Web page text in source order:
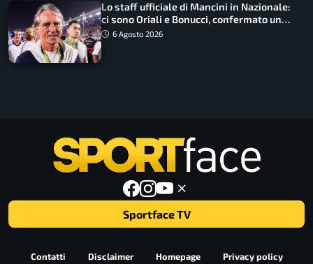
Lo staff ufficiale di Mancini in Nazionale:
ci sono Oriali e Bonucci, confermato un
ritorno
6 Agosto 2026
Sportface TV
Contatti Disclaimer Homepage Privacy policy